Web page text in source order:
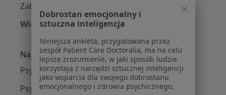
Zaburzenia nastroju w Poznaniu
Więcej (15)
Więcej w kategorii: Najczęście leczone
Najpopularniejsze ubezpieczenia
Psycholodzy z Allianz w Poznaniu
Psycholodzy z PZU Zdrowie w Poznaniu
Dobrostan emocjonalny i
sztuczna inteligencja
Niniejsza ankieta, przygotowana przez
zespół Patient Care Doctoralia, ma na celu
lepsze zrozumienie, w jaki sposób ludzie
korzystają z narzędzi sztucznej inteligencji
jako wsparcia dla swojego dobrostanu
emocjonalnego i zdrowia psychicznego.